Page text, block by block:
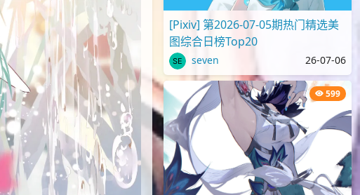
[Pixiv] 第2026-07-05期热门精选美
图综合日榜Top20
seven 26-07-06
599